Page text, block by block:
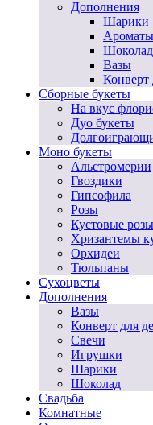
Дополнения
Шарики
Шоколад
Вазы
Конверт
Сборные букеты
На вкус
Дуо букеты
Моно букеты
Альстромерии
Гвоздики
Гипсофила
Розы
Кустовые розы
Хризантемы
Орхидеи
Тюльпаны
Сухоцветы
Дополнения
Вазы
Конверт для
Свечи
Игрушки
Шарики
Шоколад
Свадьба
Комнатные